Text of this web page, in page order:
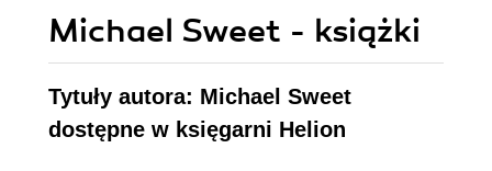
Michael Sweet - książki
Tytuły autora: Michael Sweet
dostępne w księgarni Helion